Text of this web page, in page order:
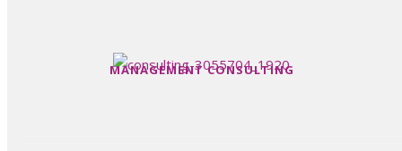
MANAGEMENT CONSULTING